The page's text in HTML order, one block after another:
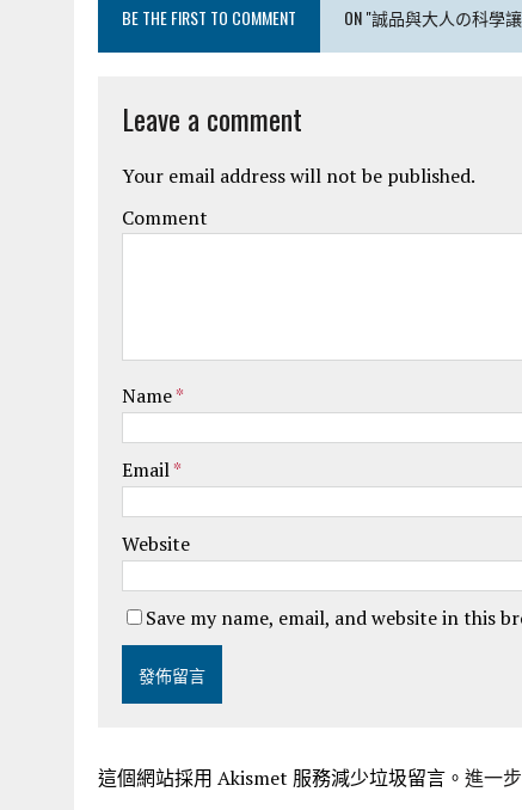
BE THE FIRST TO COMMENT ON "誠品與大人の科學
Leave a comment
Your email address will not be published.
Comment
Name*
Email*
Website
Save my name, email, and website in this
這個網站採用 Akismet 服務減少垃圾留言。 進一